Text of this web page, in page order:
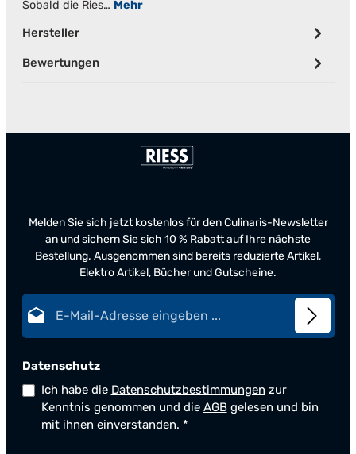
Sobald die Ries… Mehr
Hersteller
Bewertungen
Melden Sie sich jetzt kostenlos für den Culinaris-Newsletter
an und sichern Sie sich 10 % Rabatt auf Ihre nächste
Bestellung. Ausgenommen sind bereits reduzierte Artikel,
Elektro Artikel, Bücher und Gutscheine.
Datenschutz
Ich habe die Datenschutzbestimmungen zur
Kenntnis genommen und die AGBgelesen und bin
mit ihnen einverstanden. *